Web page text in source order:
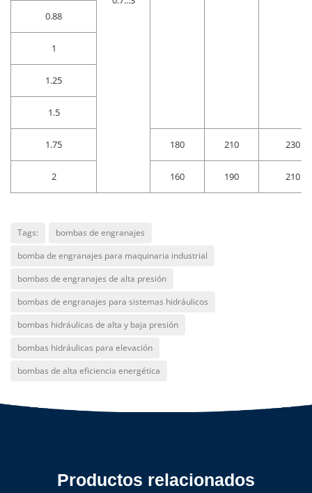
0.88
1
1.25
1.5
1.75 180 210 230
2 160 190 210
Tags:
bombas de engranajes
bomba de engranajes para maquinaria industrial
bombas de engranajes de alta presión
bombas de engranajes para sistemas hidráulicos
bombas hidráulicas de alta y baja presión
bombas hidráulicas para elevación
bombas de alta eficiencia energética
Productos relacionados